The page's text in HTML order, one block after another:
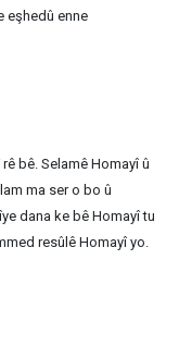
eşhedû enne
bê. Selamê Homayî û
ma ser o bo û
dana ke bê Homayî tu
resûlê Homayî yo.